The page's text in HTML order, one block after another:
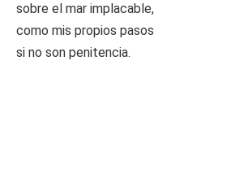
sobre el mar implacable,
como mis propios pasos
si no son penitencia.